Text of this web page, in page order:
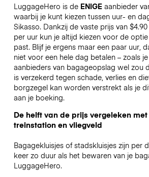
LuggageHero is de ENIGEaanbieder
waarbij je kunt kiezen tussen uur- en
Sikasso. Dankzij de vaste prijs van
per uur kun je altijd kiezen voor de
past. Blijf je ergens maar een paar uur,
niet voor een hele dag betalen – zoals
aanbieders van bagageopslag wel zou
is verzekerd tegen schade, verlies en
borgzegel kan worden verstrekt als je
aan je boeking.
De helft van de prijs vergeleken
treinstation en vliegveld
Bagagekluisjes of stadskluisjes zijn per
keer zo duur als het bewaren van je
LuggageHero.